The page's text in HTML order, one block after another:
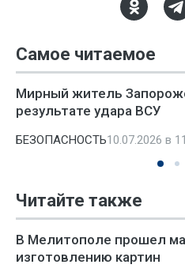
Самое читаемое
Мирный житель
результате удара ВСУ
БЕЗОПАСНОСТЬ10.07.2026 в
Читайте также
В Мелитополе прошел
изготовлению картин